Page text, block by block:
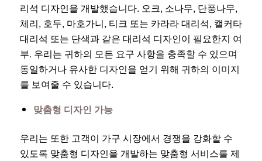
리석 디자인을 개발했습니다. 오크, 소나무, 단풍나무,
체리, 호두, 마호가니, 티크 또는 카라라 대리석, 캘커타
대리석 또는 단색과 같은 대리석 디자인이 필요한지 여
부. 우리는 귀하의 모든 요구 사항을 충족할 수 있으며
동일하거나 유사한 디자인을 얻기 위해 귀하의 이미지
를 보여줄 수 있습니다.
맞춤형 디자인 가능
우리는 또한 고객이 가구 시장에서 경쟁을 강화할 수
있도록 맞춤형 디자인을 개발하는 맞춤형 서비스를 제